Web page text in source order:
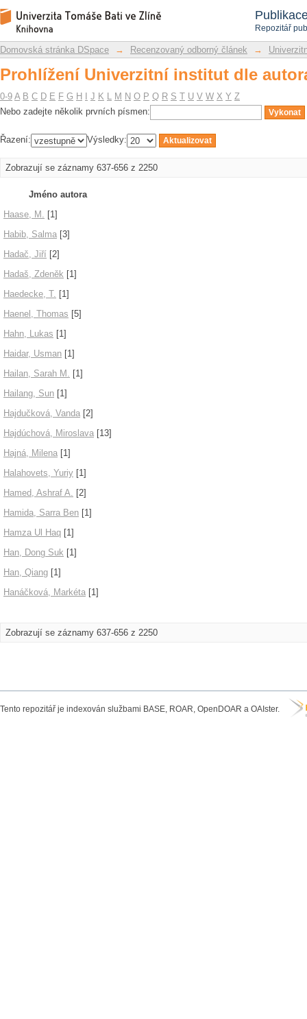
Repozitář
Prohlížení Univerzitní institut dle
Repozitář DSpace/Manakin
Domovská stránka DSpace → Recenzovaný odborný článek →
Prohlížení Univerzitní institut dle
0-9 A B C D E F G H J K L M N O P Q R S T U V W X Y Z
Nebo zadejte několik prvních písmen:
Řazení: Výsledky:
Zobrazují se záznamy 637-656 z 2250
Jméno autora
Haase, M. [1]
Habib, Salma [3]
Hadač, Jiří [2]
Hadaš, Zdeněk [1]
Haedecke, T. [1]
Haenel, Thomas [5]
Hahn, Lukas [1]
Haidar, Usman [1]
Hailan, Sarah M. [1]
Hailang, Sun [1]
Hajdučková, Vanda [2]
Hajdúchová, Miroslava [13]
Hajná, Milena [1]
Halahovets, Yuriy [1]
Hamed, Ashraf A. [2]
Hamida, Sarra Ben [1]
Hamza Ul Haq [1]
Han, Dong Suk [1]
Han, Qiang [1]
Hanáčková, Markéta [1]
Zobrazují se záznamy 637-656 z 2250
Tento repozitář je indexován službami BASE, ROAR, OpenDOAR a OAIster.